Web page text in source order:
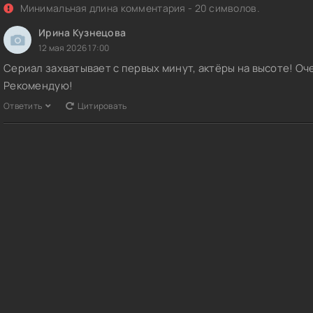
Минимальная длина комментария - 20 символов.
Ирина Кузнецова
12 мая 2026 17:00
Сериал захватывает с первых минут, актёры на высоте!
Рекомендую!
Ответить Цитировать